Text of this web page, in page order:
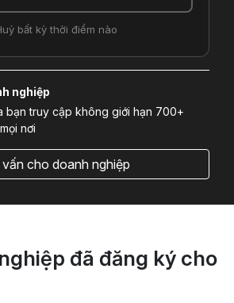
bất kỳ thời điểm nào
nghiệp
bạn truy cập không giới hạn 700+
nơi
cho doanh nghiệp
đã đăng ký cho